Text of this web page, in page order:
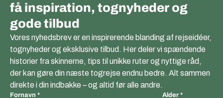
få inspiration, tognyheder og
gode tilbud
Vores nyhedsbrev er en inspirerende blanding af rejseidéer,
tognyheder og eksklusive tilbud. Her deler vi spændende
historier fra skinnerne, tips til unikke ruter og nyttige råd,
der kan gøre din næste togrejse endnu bedre. Alt sammen
direkte i din indbakke – og altid før alle andre.
Fornavn Alder